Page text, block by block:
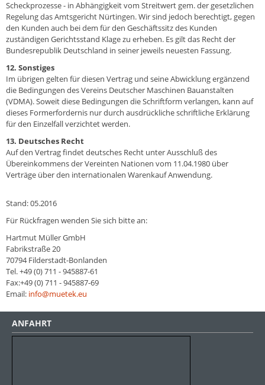
Scheckprozesse - in Abhängigkeit vom Streitwert gem. der gesetzlichen
Regelung das Amtsgericht Nürtingen. Wir sind jedoch berechtigt, gegen
den Kunden auch bei dem für den Geschäftssitz des Kunden
zuständigen Gerichtsstand Klage zu erheben. Es gilt das Recht der
Bundesrepublik Deutschland in seiner jeweils neuesten Fassung.
12. Sonstiges
Im übrigen gelten für diesen Vertrag und seine Abwicklung ergänzend
die Bedingungen des Vereins Deutscher Maschinen Bauanstalten
(VDMA). Soweit diese Bedingungen die Schriftform verlangen, kann auf
dieses Formerfordernis nur durch ausdrückliche schriftliche Erklärung
für den Einzelfall verzichtet werden.
13. Deutsches Recht
Auf den Vertrag findet deutsches Recht unter Ausschluß des
Übereinkommens der Vereinten Nationen vom 11.04.1980 über
Verträge über den internationalen Warenkauf Anwendung.
Stand: 05.2016
Für Rückfragen wenden Sie sich bitte an:
Hartmut Müller GmbH
Fabrikstraße 20
70794 Filderstadt-Bonlanden
Tel. +49 (0) 711 - 945887-61
Fax:+49 (0) 711 - 945887-69
Email: info@muetek.eu
ANFAHRT